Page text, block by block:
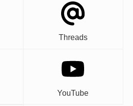
Threads
YouTube